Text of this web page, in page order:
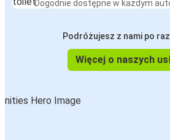
Dogodnie dostępne w każdym
Podróżujesz z nami po
Więcej o naszych